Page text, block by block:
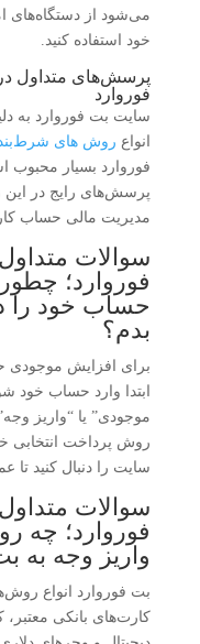
می‌شود از دستگاه‌های
خود استفاده کنید.
پرسش‌های متداول
فوروارد
سایت بت فوروارد به
انواع روش های
فوروارد بسیار
پرسش‌های رایج در این
مدیریت مالی حساب
سوالات
فوروارد؛
حساب خود را
بدم؟
برای افزایش موجودی
ابتدا وارد حساب
موجودی” یا “واریز
روش پرداخت انتخابی
سایت را دنبال کنید تا
سوالات
فوروارد؛ چه
واریز وجه به
بت فوروارد انواع
کارت‌های بانکی معتبر،